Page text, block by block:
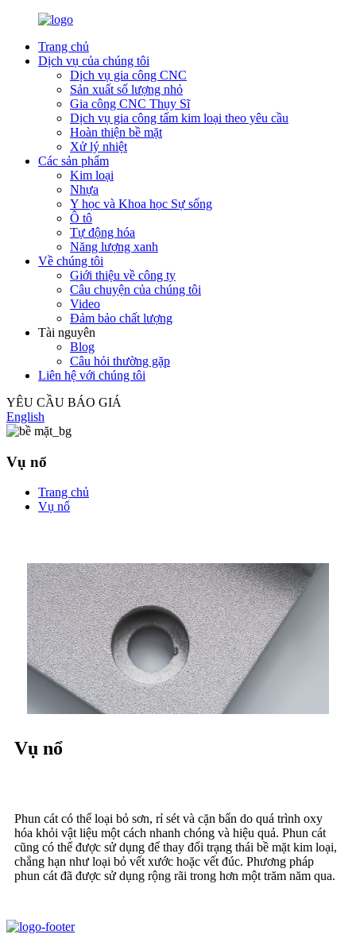
Trang chủ
Dịch vụ của chúng tôi
Dịch vụ gia công CNC
Sản xuất số lượng nhỏ
Gia công CNC Thụy Sĩ
Dịch vụ gia công tấm kim loại theo yêu cầu
Hoàn thiện bề mặt
Xử lý nhiệt
Các sản phẩm
Kim loại
Nhựa
Y học và Khoa học Sự sống
Ô tô
Tự động hóa
Năng lượng xanh
Về chúng tôi
Giới thiệu về công ty
Câu chuyện của chúng tôi
Video
Đảm bảo chất lượng
Tài nguyên
Blog
Câu hỏi thường gặp
Liên hệ với chúng tôi
YÊU CẦU BÁO GIÁ
English
Vụ nổ
Trang chủ
Vụ nổ
Vụ nổ
Phun cát có thể loại bỏ sơn, rỉ sét và cặn bẩn do quá trình oxy
hóa khỏi vật liệu một cách nhanh chóng và hiệu quả. Phun cát
cũng có thể được sử dụng để thay đổi trạng thái bề mặt kim loại,
chẳng hạn như loại bỏ vết xước hoặc vết đúc. Phương pháp
phun cát đã được sử dụng rộng rãi trong hơn một trăm năm qua.